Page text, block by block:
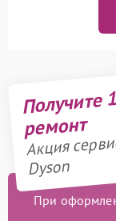
Получите
ремонт
Акция
Dyson
При